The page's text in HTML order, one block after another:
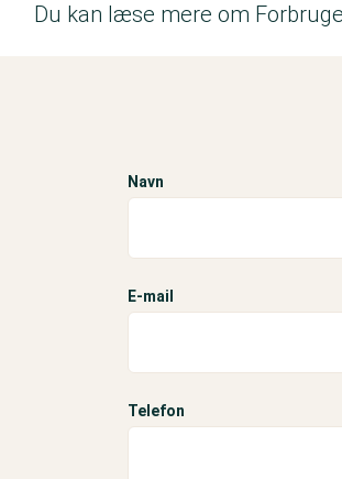
Du kan læse mere om
Navn
Navn
E-mail
Telefon